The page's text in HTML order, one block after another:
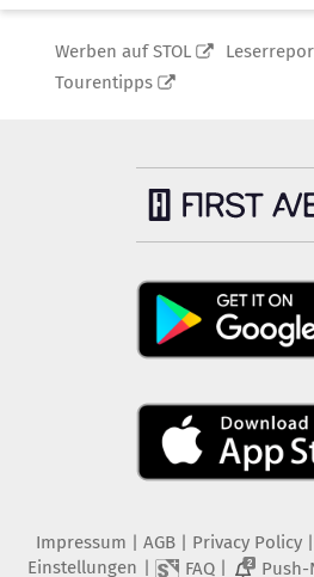
Werben auf STOL
Tourentipps
Impressum AGB Privacy Policy|
Einstellungen
FAQ| 2